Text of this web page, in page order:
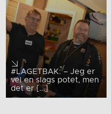
#LAGETBAK: – Jeg er
vel en slags potet, men
det er [...]